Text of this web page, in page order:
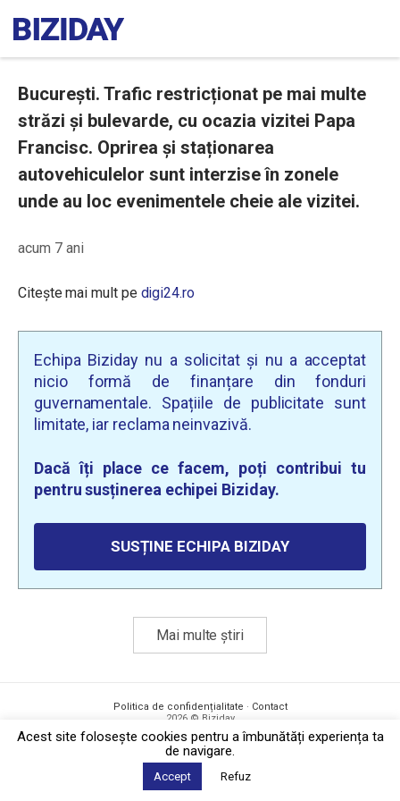
București. Trafic restricționat pe mai multe
străzi și bulevarde, cu ocazia vizitei Papa
Francisc. Oprirea și staționarea
autovehiculelor sunt interzise în zonele
unde au loc evenimentele cheie ale vizitei.
acum 7 ani
Citește mai mult pe digi24.ro
Echipa Biziday nu a solicitat și nu a acceptat
nicio formă de finanțare din fonduri
guvernamentale. Spațiile de publicitate sunt
limitate, iar reclama neinvazivă.
Dacă îți place ce facem, poți contribui tu
pentru susținerea echipei Biziday.
SUSȚINE ECHIPA BIZIDAY
Mai multe știri
Politica de confidențialitate · Contact
2026 © Biziday
Acest site foloseşte cookies pentru a îmbunătăți experiența ta
de navigare.
Accept Refuz